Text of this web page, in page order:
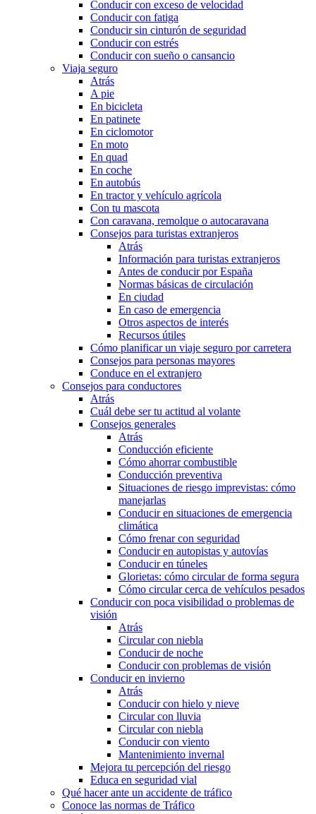
Conducir con exceso de velocidad
Conducir con fatiga
Conducir sin cinturón de seguridad
Conducir con estrés
Conducir con sueño o cansancio
Viaja seguro
Atrás
A pie
En bicicleta
En patinete
En ciclomotor
En moto
En quad
En coche
En autobús
En tractor y vehículo agrícola
Con tu mascota
Con caravana, remolque o autocaravana
Consejos para turistas extranjeros
Atrás
Información para turistas extranjeros
Antes de conducir por España
Normas básicas de circulación
En ciudad
En caso de emergencia
Otros aspectos de interés
Recursos útiles
Cómo planificar un viaje seguro por carretera
Consejos para personas mayores
Conduce en el extranjero
Consejos para conductores
Atrás
Cuál debe ser tu actitud al volante
Consejos generales
Atrás
Conducción eficiente
Cómo ahorrar combustible
Conducción preventiva
Situaciones de riesgo imprevistas: cómo
manejarlas
Conducir en situaciones de emergencia
climática
Cómo frenar con seguridad
Conducir en autopistas y autovías
Conducir en túneles
Glorietas: cómo circular de forma segura
Cómo circular cerca de vehículos pesados
Conducir con poca visibilidad o problemas de
visión
Atrás
Circular con niebla
Conducir de noche
Conducir con problemas de visión
Conducir en invierno
Atrás
Conducir con hielo y nieve
Circular con lluvia
Circular con niebla
Conducir con viento
Mantenimiento invernal
Mejora tu percepción del riesgo
Educa en seguridad vial
Qué hacer ante un accidente de tráfico
Conoce las normas de Tráfico